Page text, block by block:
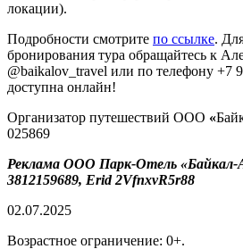
локации).
Подробности смотрите по ссылке.
бронирования тура обращайтесь к
@baikalov_travel или по телефону +7
доступна онлайн!
Организатор путешествий ООО «
025869
Реклама ООО Парк-Отель
3812159689, Erid 2VfnxvR5r88
02.07.2025
Возрастное ограничение: 0+.